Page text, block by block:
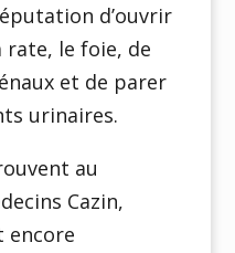
d’ouvrir
rate, le foie, de
et de parer
urinaires.
au
Cazin,
encore